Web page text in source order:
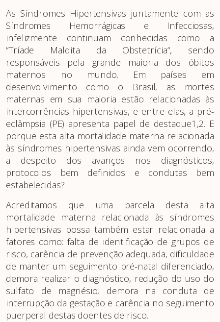
As Síndromes Hipertensivas juntamente com as
Síndromes Hemorrágicas e Infecciosas,
infelizmente continuam conhecidas como a
“Tríade Maldita da Obstetrícia“, sendo
responsáveis pela grande maioria dos óbitos
maternos no mundo. Em países em
desenvolvimento como o Brasil, as mortes
maternas em sua maioria estão relacionadas às
intercorrências hipertensivas, e entre elas, a pré-
eclâmpsia (PE) apresenta papel de destaque1,2. E
porque esta alta mortalidade materna relacionada
às síndromes hipertensivas ainda vem ocorrendo,
a despeito dos avanços nos diagnósticos,
protocolos bem definidos e condutas bem
estabelecidas?
Acreditamos que uma parcela desta alta
mortalidade materna relacionada às síndromes
hipertensivas possa também estar relacionada a
fatores como: falta de identificação de grupos de
risco, carência de prevenção adequada, dificuldade
de manter um seguimento pré-natal diferenciado,
demora realizar o diagnóstico, redução do uso do
sulfato de magnésio, demora na conduta de
interrupção da gestação e carência no seguimento
puerperal destas doentes de risco.